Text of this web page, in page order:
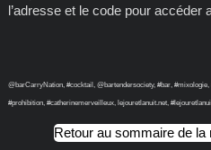
l’adresse et le code pour accéder
@barCarryNation, #cocktail, @bartendersociety, #bar,
#prohibition, #catherinemerveilleux, lejouretlanuit.net,
Retour au sommaire de la